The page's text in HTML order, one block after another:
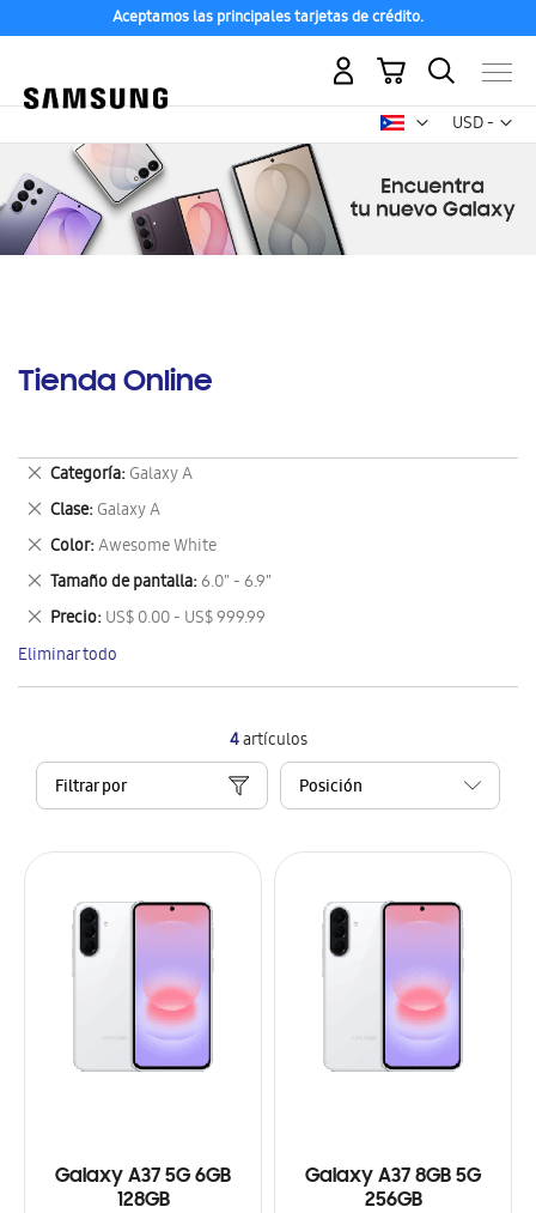
Aceptamos las principales tarjetas de crédito.
USD -
dólar
Mi carrito
Tienda Online
4artículos
Filtrar por
Galaxy A37 5G 6GB
128GB
Galaxy A37 8GB 5G
256GB
Categoría Galaxy A
Eliminar
este
artículo
Clase Galaxy A
Eliminar
este
artículo
Color Awesome White
Eliminar
este
artículo
Tamaño de pantalla 6.0" - 6.9"
Eliminar
este
artículo
Precio US$ 0.00 - US$ 999.99
Eliminar
este
artículo
Eliminar todo